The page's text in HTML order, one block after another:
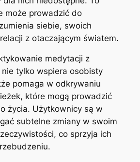
może prowadzić do
siebie, swoich
z otaczającym światem.
medytacji z
tylko wspiera osobisty
pomaga w odkrywaniu
które mogą prowadzić
życia. Użytkownicy są w
subtelne zmiany w swoim
co sprzyja ich